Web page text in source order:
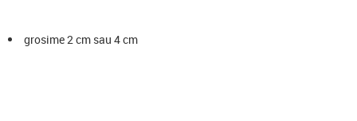
grosime 2 cm sau 4 cm